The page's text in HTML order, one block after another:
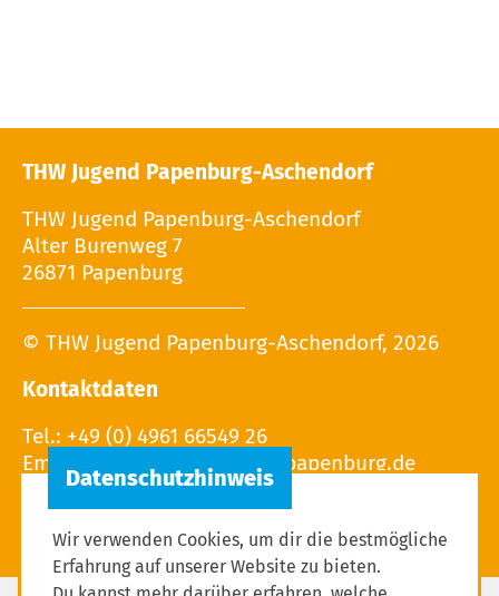
THW Jugend Papenburg-Aschendorf
THW Jugend Papenburg-Aschendorf
Alter Burenweg 7
26871 Papenburg
© THW Jugend Papenburg-Aschendorf, 2026
Kontaktdaten
Tel.: +49 (0) 4961 66549 26
Email:
Wir verwenden Cookies, um dir die bestmögliche
Erfahrung auf unserer Website zu bieten.